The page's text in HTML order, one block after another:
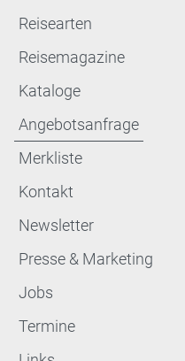
Reisearten
Reisemagazine
Kataloge
Angebotsanfrage
Merkliste
Kontakt
Newsletter
Presse & Marketing
Jobs
Termine